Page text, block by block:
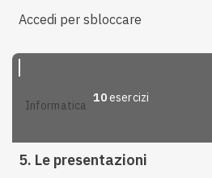
Accedi per sbloccare
informatica
10esercizi
5. Le presentazioni